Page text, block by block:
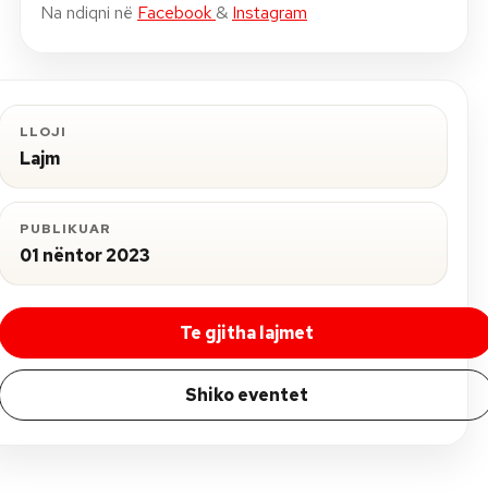
Na ndiqni në Facebook & Instagram
LLOJI
Lajm
PUBLIKUAR
01 nëntor 2023
Te gjitha lajmet
Shiko eventet